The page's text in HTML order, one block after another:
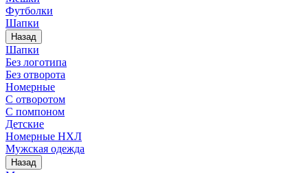
Футболки
Шапки
Назад
Шапки
Без логотипа
Без отворота
Номерные
С отворотом
С помпоном
Детские
Номерные НХЛ
Мужская одежда
Назад